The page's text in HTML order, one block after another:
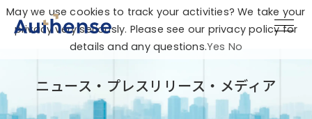
ニュース・プレスリリース・メディア
May we use cookies to track your activities? We take your
privacy very seriously. Please see our privacy policy for
details and any questions.Yes No